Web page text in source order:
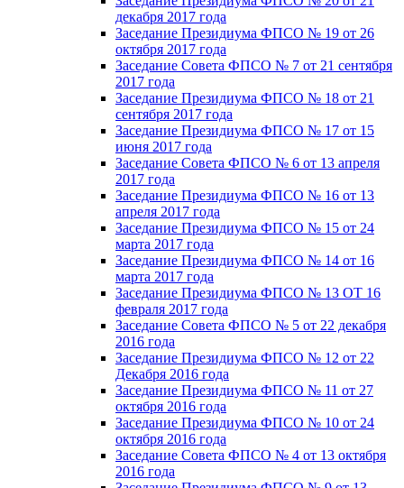
декабря 2017 года
Заседание Президиума ФПСО № 19 от 26
октября 2017 года
Заседание Совета ФПСО № 7 от 21 сентября
2017 года
Заседание Президиума ФПСО № 18 от 21
сентября 2017 года
Заседание Президиума ФПСО № 17 от 15
июня 2017 года
Заседание Совета ФПСО № 6 от 13 апреля
2017 года
Заседание Президиума ФПСО № 16 от 13
апреля 2017 года
Заседание Президиума ФПСО № 15 от 24
марта 2017 года
Заседание Президиума ФПСО № 14 от 16
марта 2017 года
Заседание Президиума ФПСО № 13 ОТ 16
февраля 2017 года
Заседание Совета ФПСО № 5 от 22 декабря
2016 года
Заседание Президиума ФПСО № 12 от 22
Декабря 2016 года
Заседание Президиума ФПСО № 11 от 27
октября 2016 года
Заседание Президиума ФПСО № 10 от 24
октября 2016 года
Заседание Совета ФПСО № 4 от 13 октября
2016 года